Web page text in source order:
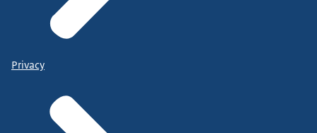
Privacy